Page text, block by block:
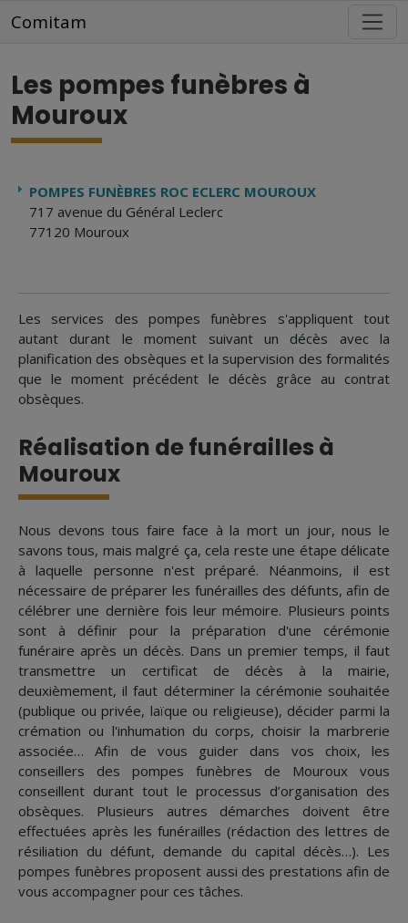
Comitam
Les pompes funèbres à
Mouroux
Les services des pompes funèbres s'appliquent tout
autant durant le moment suivant un décès avec la
planification des obsèques et la supervision des formalités
que le moment précédent le décès grâce au contrat
obsèques.
Réalisation de funérailles à
Mouroux
Nous devons tous faire face à la mort un jour, nous le
savons tous, mais malgré ça, cela reste une étape délicate
à laquelle personne n'est préparé. Néanmoins, il est
nécessaire de préparer les funérailles des défunts, afin de
célébrer une dernière fois leur mémoire. Plusieurs points
sont à définir pour la préparation d'une cérémonie
funéraire après un décès. Dans un premier temps, il faut
transmettre un certificat de décès à la mairie,
deuxièmement, il faut déterminer la cérémonie souhaitée
(publique ou privée, laïque ou religieuse), décider parmi la
crémation ou l'inhumation du corps, choisir la marbrerie
associée… Afin de vous guider dans vos choix, les
conseillers des pompes funèbres de Mouroux vous
conseillent durant tout le processus d’organisation des
obsèques. Plusieurs autres démarches doivent être
effectuées après les funérailles (rédaction des lettres de
résiliation du défunt, demande du capital décès…). Les
pompes funèbres proposent aussi des prestations afin de
vous accompagner pour ces tâches.
POMPES FUNÈBRES ROC ECLERC MOUROUX
717 avenue du Général Leclerc
77120 Mouroux